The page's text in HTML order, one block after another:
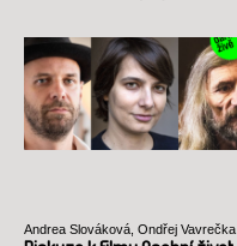
Andrea Slováková, Ondřej Vavrečka